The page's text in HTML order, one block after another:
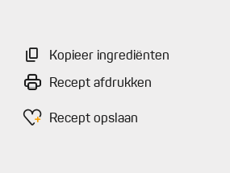
Kopieer ingrediënten
Recept afdrukken
Recept opslaan